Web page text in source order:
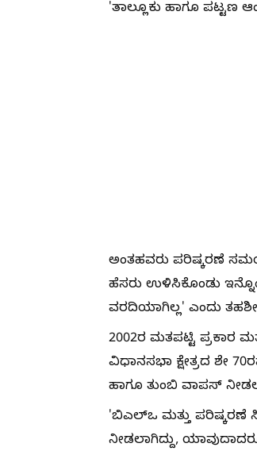
'ತಾಲ್ಲೂಕು ಹಾಗೂ ಪಟ್ಟಣ
ಅಂತಹವರು ಪರಿಷ್ಕರಣೆ
ಹೆಸರು ಉಳಿಸಿಕೊಂಡು
ವರದಿಯಾಗಿಲ್ಲ' ಎಂದು
2002ರ ಮತಪಟ್ಟಿ ಪ್ರಕಾರ
ವಿಧಾನಸಭಾ ಕ್ಷೇತ್ರದ ಶೇ
ಹಾಗೂ ತುಂಬಿ ವಾಪಸ್‌
'ಬಿಎಲ್‌ಒ ಮತ್ತು ಪರಿಷ್ಕರಣೆ
ನೀಡಲಾಗಿದ್ದು,